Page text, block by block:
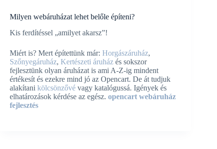
Milyen webáruházat lehet belőle építeni?
Kis ferdítéssel „amilyet akarsz”!
Miért is? Mert építettünk már: Horgászáruház,
Szőnyegáruház, Kertészeti áruház és sokszor
fejlesztünk olyan áruházat is ami A-Z-ig mindent
értékesít és ezekre mind jó az Opencart. De át tudjuk
alakítani kölcsönzővé vagy katalógussá. Igények és
elhatározások kérdése az egész. opencart webáruház
fejlesztés